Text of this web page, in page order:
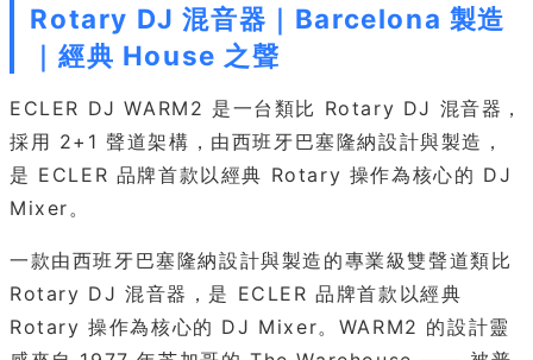
Rotary DJ 混音器｜Barcelona 製造
｜經典 House 之聲
ECLER DJ WARM2 是一台類比 Rotary DJ 混音器，
採用 2+1 聲道架構，由西班牙巴塞隆納設計與製造，
是 ECLER 品牌首款以經典 Rotary 操作為核心的 DJ
Mixer。
一款由西班牙巴塞隆納設計與製造的專業級雙聲道類比
Rotary DJ 混音器，是 ECLER 品牌首款以經典
Rotary 操作為核心的 DJ Mixer。WARM2 的設計靈